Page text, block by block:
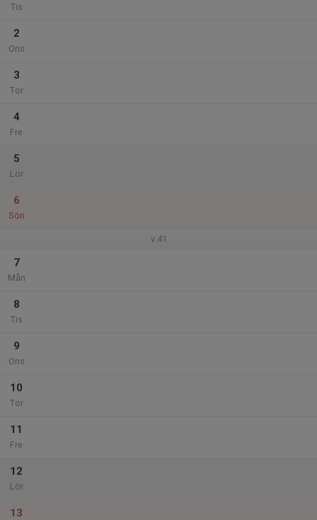
Tis
2
Ons
3
Tor
4
Fre
5
Lör
6
Sön
v.41
7
Mån
8
Tis
9
Ons
10
Tor
11
Fre
12
Lör
13